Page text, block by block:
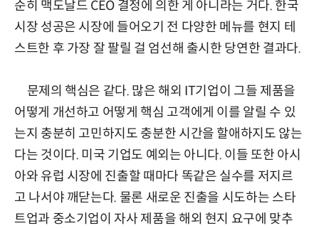
순히 맥도날드 CEO 결정에 의한 게 아니라는 거다. 한국
시장 성공은 시장에 들어오기 전 다양한 메뉴를 현지 테
스트한 후 가장 잘 팔릴 걸 엄선해 출시한 당연한 결과다.
문제의 핵심은 같다. 많은 해외 IT기업이 그들 제품을
어떻게 개선하고 어떻게 핵심 고객에게 이를 알릴 수 있
는지 충분히 고민하지도 충분한 시간을 할애하지도 않는
다는 것이다. 미국 기업도 예외는 아니다. 이들 또한 아시
아와 유럽 시장에 진출할 때마다 똑같은 실수를 저지르
고 나서야 깨닫는다. 물론 새로운 진출을 시도하는 스타
트업과 중소기업이 자사 제품을 해외 현지 요구에 맞추